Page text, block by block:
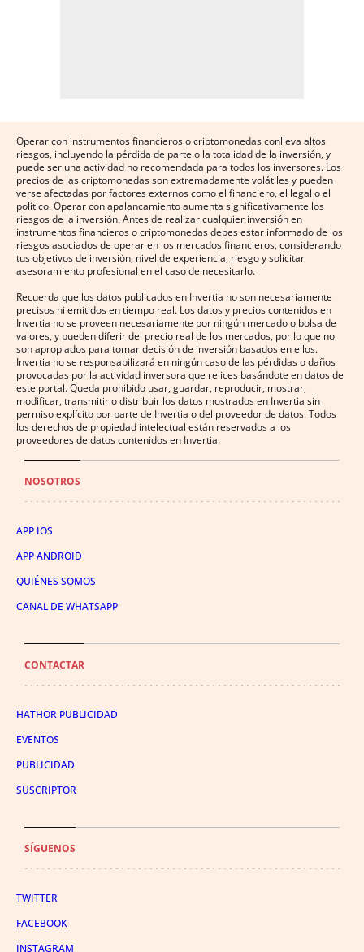
Operar con instrumentos financieros o criptomonedas conlleva altos
riesgos, incluyendo la pérdida de parte o la totalidad de la inversión, y
puede ser una actividad no recomendada para todos los inversores. Los
precios de las criptomonedas son extremadamente volátiles y pueden
verse afectadas por factores externos como el financiero, el legal o el
político. Operar con apalancamiento aumenta significativamente los
riesgos de la inversión. Antes de realizar cualquier inversión en
instrumentos financieros o criptomonedas debes estar informado de los
riesgos asociados de operar en los mercados financieros, considerando
tus objetivos de inversión, nivel de experiencia, riesgo y solicitar
asesoramiento profesional en el caso de necesitarlo.
Recuerda que los datos publicados en Invertia no son necesariamente
precisos ni emitidos en tiempo real. Los datos y precios contenidos en
Invertia no se proveen necesariamente por ningún mercado o bolsa de
valores, y pueden diferir del precio real de los mercados, por lo que no
son apropiados para tomar decisión de inversión basados en ellos.
Invertia no se responsabilizará en ningún caso de las pérdidas o daños
provocadas por la actividad inversora que relices basándote en datos de
este portal. Queda prohibido usar, guardar, reproducir, mostrar,
modificar, transmitir o distribuir los datos mostrados en Invertia sin
permiso explícito por parte de Invertia o del proveedor de datos. Todos
los derechos de propiedad intelectual están reservados a los
proveedores de datos contenidos en Invertia.
NOSOTROS
APP IOS
APP ANDROID
QUIÉNES SOMOS
CANAL DE WHATSAPP
CONTACTAR
HATHOR PUBLICIDAD
EVENTOS
PUBLICIDAD
SUSCRIPTOR
SÍGUENOS
TWITTER
FACEBOOK
INSTAGRAM